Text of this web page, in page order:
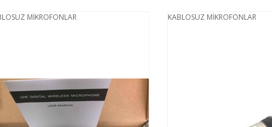
MİKROFONLAR KABLOSUZ MİKROFONLAR